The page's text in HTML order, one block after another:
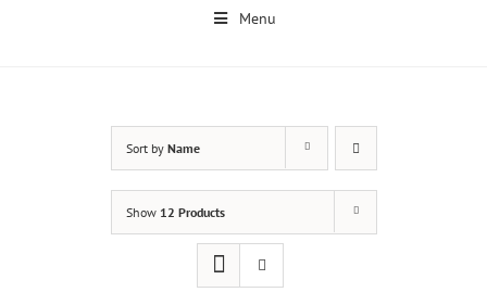
Menu
Sort by Name
Show 12 Products